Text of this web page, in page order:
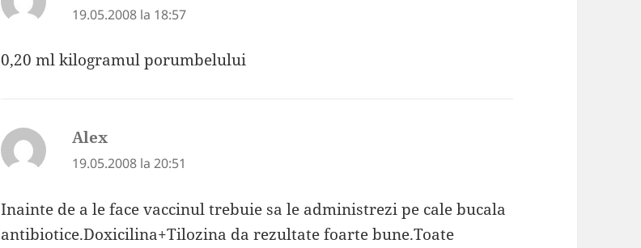
19.05.2008 la 18:57
0,20 ml kilogramul porumbelului
Alex
19.05.2008 la 20:51
Inainte de a le face vaccinul trebuie sa le administrezi pe cale bucala
antibiotice.Doxicilina+Tilozina da rezultate foarte bune.Toate